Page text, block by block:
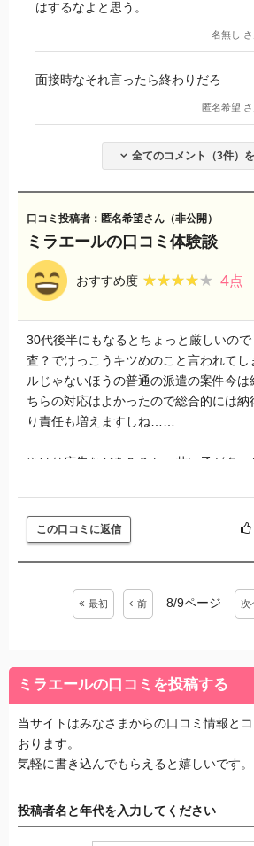
はするなよと思う。
名無し さ
面接時なそれ言ったら終わりだろ
匿名希望 さ
全てのコメント（3件）
口コミ投稿者：匿名希望さん（非公開）
ミラエールの口コミ体験談
おすすめ度 ★★★★★
★★★★★ 4点
30代後半にもなるとちょっと厳しいの
査？でけっこうキツめのこと言われて
ルじゃないほうの普通の派遣の案件今は
ちらの対応はよかったので総合的には納
り責任も増えますしね……
やはり広告などをみると、若い子がター
20代のうちだっら私も登録したかった
ススメしたいです。
この口コミに返信
最初 前 8/9ページ 次
ミラエールの口コミを投稿する
当サイトはみなさまからの口コミ情報と
おります。
気軽に書き込んでもらえると嬉しいです。
投稿者名と年代を入力してください